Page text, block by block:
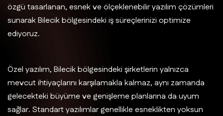
özgü tasarlanan, esnek ve ölçeklenebilir yazılım çözümleri
sunarak Bilecik bölgesindeki iş süreçlerinizi optimize
ediyoruz.
Özel yazılım, Bilecik bölgesindeki şirketlerin yalnızca
mevcut ihtiyaçlarını karşılamakla kalmaz, aynı zamanda
gelecekteki büyüme ve genişleme planlarına da uyum
sağlar. Standart yazılımlar genellikle esneklikten yoksun